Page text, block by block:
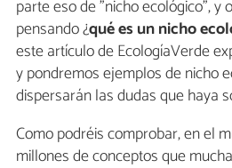
parte eso de "nicho ecológico", y
pensando ¿qué es un nicho
este artículo de EcologíaVerde
y pondremos ejemplos de nicho
dispersarán las dudas que haya
Como podréis comprobar, en el
millones de conceptos que